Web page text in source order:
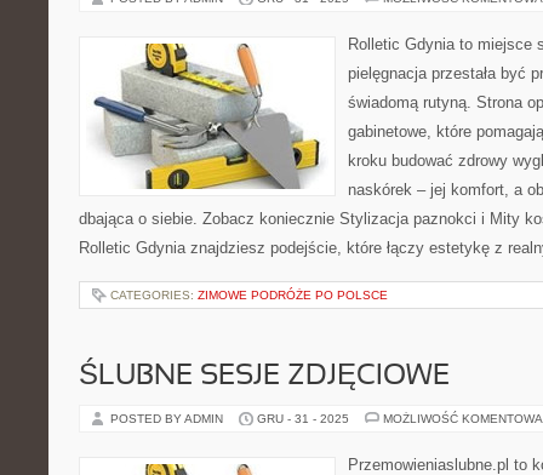
Rolletic Gdynia to miejsce
pielęgnacja przestała być
świadomą rutyną. Strona
gabinetowe, które
kroku budować zdrowy
naskórek – jej komfort, a
dbająca o siebie. Zobacz koniecznie Stylizacja paznokci i Mity
Rolletic Gdynia znajdziesz podejście, które łączy estetykę z
CATEGORIES: ZIMOWE PODRÓŻE PO POLSCE
ŚLUBNE SESJE ZDJĘCIOWE
POSTED BY ADMIN GRU - 31 - 2025 MOŻLIWOŚĆ
Przemowieniaslubne.pl to